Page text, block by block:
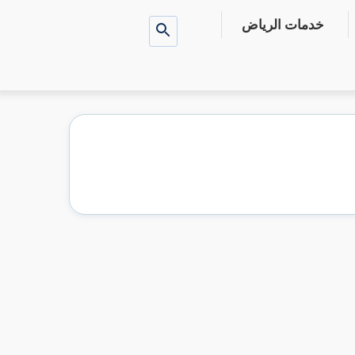
بحث
خدمات الرياض